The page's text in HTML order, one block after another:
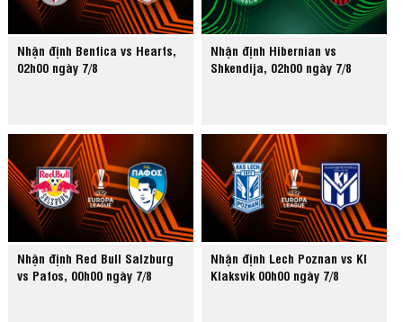
Nhận định Benfica vs Hearts,
02h00 ngày 7/8
Nhận định Hibernian vs
Shkendija, 02h00 ngày 7/8
Nhận định Red Bull Salzburg
vs Pafos, 00h00 ngày 7/8
Nhận định Lech Poznan vs KI
Klaksvik 00h00 ngày 7/8